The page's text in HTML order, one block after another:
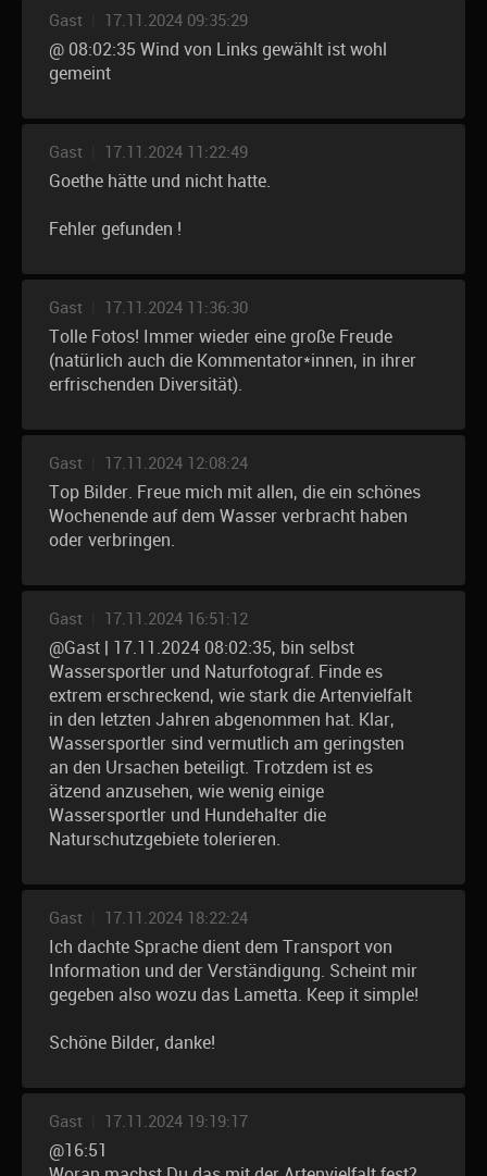
Gast 17.11.2024 09:35:29
@ 08:02:35 Wind von Links gewählt ist wohl
gemeint
Gast 17.11.2024 11:22:49
Goethe hätte und nicht hatte.
Fehler gefunden !
Gast 17.11.2024 11:36:30
Tolle Fotos! Immer wieder eine große Freude
(natürlich auch die Kommentator*innen, in ihrer
erfrischenden Diversität).
Gast 17.11.2024 12:08:24
Top Bilder. Freue mich mit allen, die ein schönes
Wochenende auf dem Wasser verbracht haben
oder verbringen.
Gast 17.11.2024 16:51:12
@Gast | 17.11.2024 08:02:35, bin selbst
Wassersportler und Naturfotograf. Finde es
extrem erschreckend, wie stark die Artenvielfalt
in den letzten Jahren abgenommen hat. Klar,
Wassersportler sind vermutlich am geringsten
an den Ursachen beteiligt. Trotzdem ist es
ätzend anzusehen, wie wenig einige
Wassersportler und Hundehalter die
Naturschutzgebiete tolerieren.
Gast 17.11.2024 18:22:24
Ich dachte Sprache dient dem Transport von
Information und der Verständigung. Scheint mir
gegeben also wozu das Lametta. Keep it simple!
Schöne Bilder, danke!
Gast 17.11.2024 19:19:17
@16:51